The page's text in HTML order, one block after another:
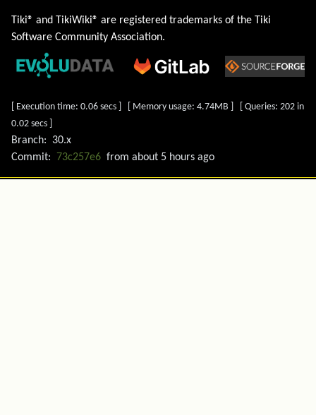
Tiki® and TikiWiki® are registered trademarks of the Tiki
Software Community Association.
[ Execution time: 0.06 secs ] [ Memory usage: 4.74MB ] [ Queries: 202 in
0.02 secs ]
Branch:
30.x
Commit:
73c257e6 from about 5 hours ago